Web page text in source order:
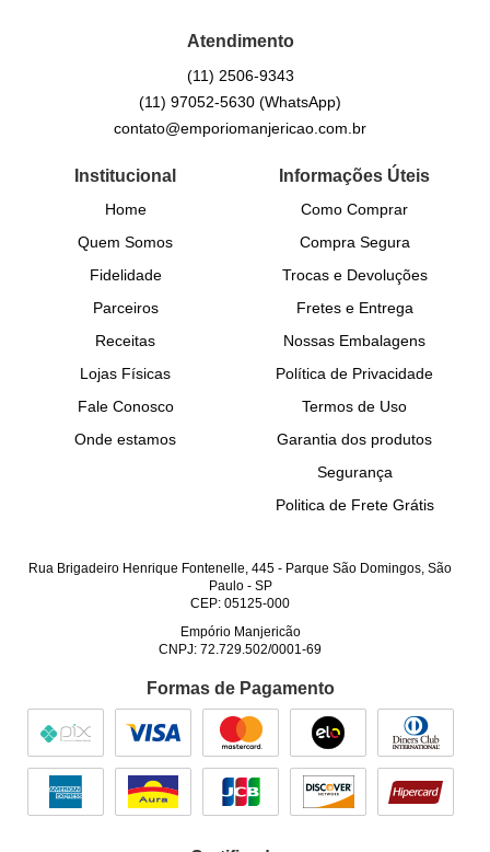
Atendimento
(11) 2506-9343
(11) 97052-5630(WhatsApp)
contato@emporiomanjericao.com.br
Institucional
Home
Quem Somos
Fidelidade
Parceiros
Receitas
Lojas Físicas
Fale Conosco
Onde estamos
Informações Úteis
Como Comprar
Compra Segura
Trocas e Devoluções
Fretes e Entrega
Nossas Embalagens
Política de Privacidade
Termos de Uso
Garantia dos produtos
Segurança
Politica de Frete Grátis
Rua Brigadeiro Henrique Fontenelle, 445 - Parque São Domingos, São
Paulo- SP
CEP: 05125-000
Empório Manjericão
CNPJ: 72.729.502/0001-69
Formas de Pagamento